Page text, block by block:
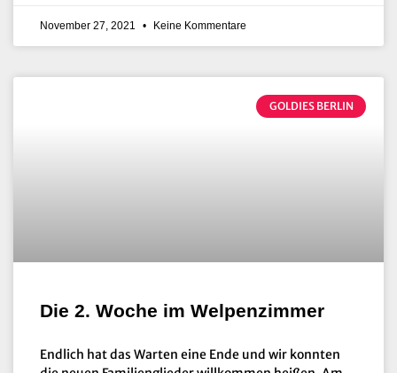
November 27, 2021 Keine Kommentare
GOLDIES BERLIN
Die 2. Woche im Welpenzimmer
Endlich hat das Warten eine Ende und wir konnten